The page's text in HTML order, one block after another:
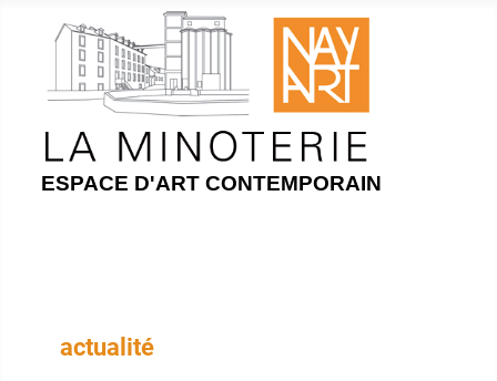
ESPACE D'ART CONTEMPORAIN
actualité